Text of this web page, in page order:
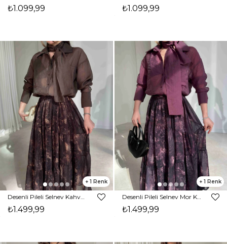
₺1.099,99 ₺1.099,99
1
₺1.499,99
1
Desenli Pileli Selnev Mor Kadın Etek 26Y076
₺1.499,99